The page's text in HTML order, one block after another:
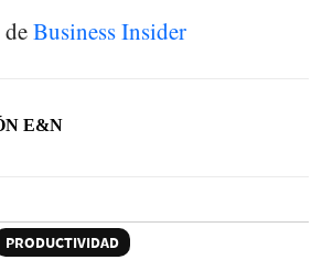
Business Insider
E&N
PRODUCTIVIDAD